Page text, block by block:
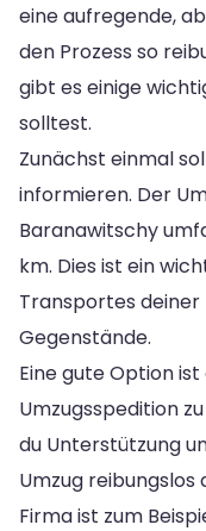
eine aufregende,
den Prozess so
gibt es einige
solltest.
Zunächst einmal
informieren. Der
Baranawitschy
km. Dies ist ein
Transportes
Gegenstände.
Eine gute Option
Umzugsspedition
du Unterstützung
Umzug
Firma ist zum